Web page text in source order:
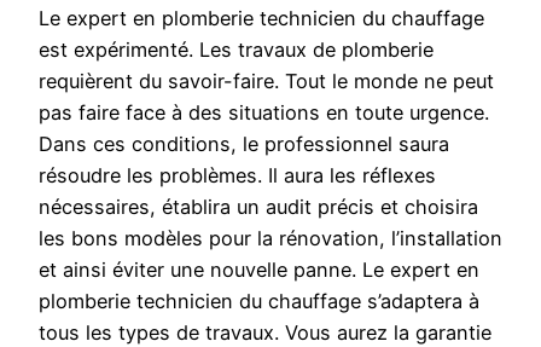
Le expert en plomberie technicien du chauffage
est expérimenté. Les travaux de plomberie
requièrent du savoir-faire. Tout le monde ne peut
pas faire face à des situations en toute urgence.
Dans ces conditions, le professionnel saura
résoudre les problèmes. Il aura les réflexes
nécessaires, établira un audit précis et choisira
les bons modèles pour la rénovation, l’installation
et ainsi éviter une nouvelle panne. Le expert en
plomberie technicien du chauffage s’adaptera à
tous les types de travaux. Vous aurez la garantie